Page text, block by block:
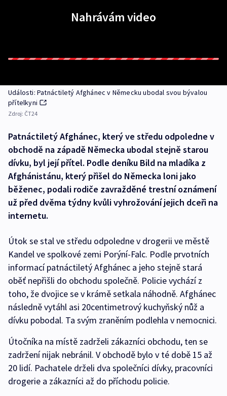
Nahrávám video
Události: Patnáctiletý Afghánec v Německu ubodal svou bývalou
přítelkyni
Zdroj: ČT24
Patnáctiletý Afghánec, který ve středu odpoledne v
obchodě na západě Německa ubodal stejně starou
dívku, byl její přítel. Podle deníku Bild na mladíka z
Afghánistánu, který přišel do Německa loni jako
běženec, podali rodiče zavražděné trestní oznámení
už před dvěma týdny kvůli vyhrožování jejich dceři na
internetu.
Útok se stal ve středu odpoledne v drogerii ve městě
Kandel ve spolkové zemi Porýní-Falc. Podle prvotních
informací patnáctiletý Afghánec a jeho stejně stará
oběť nepřišli do obchodu společně. Policie vychází z
toho, že dvojice se v krámě setkala náhodně. Afghánec
následně vytáhl asi 20centimetrový kuchyňský nůž a
dívku pobodal. Ta svým zraněním podlehla v nemocnici.
Útočníka na místě zadrželi zákazníci obchodu, ten se
zadržení nijak nebránil. V obchodě bylo v té době 15 až
20 lidí. Pachatele drželi dva společníci dívky, pracovníci
drogerie a zákazníci až do příchodu policie.